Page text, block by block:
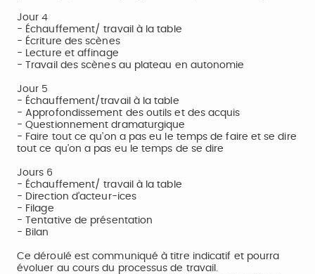
Jour 4
- Échauffement/ travail à la table
- Écriture des scènes
- Lecture et affinage
- Travail des scènes au plateau en autonomie
Jour 5
- Échauffement/travail à la table
- Approfondissement des outils et des acquis
- Questionnement dramaturgique
- Faire tout ce qu’on a pas eu le temps de faire et se dire
tout ce qu’on a pas eu le temps de se dire
Jours 6
- Échauffement/ travail à la table
- Direction d’acteur-ices
- Filage
- Tentative de présentation
- Bilan
Ce déroulé est communiqué à titre indicatif et pourra
évoluer au cours du processus de travail.